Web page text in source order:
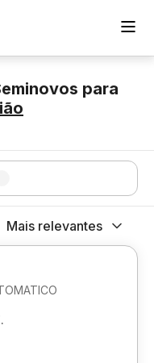
para
Mais relevantes